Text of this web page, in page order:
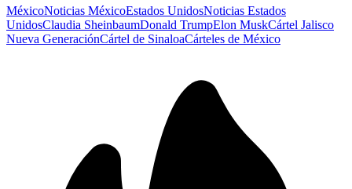
MéxicoNoticias MéxicoEstados UnidosNoticias Estados
UnidosClaudia SheinbaumDonald TrumpElon MuskCártel Jalisco
Nueva GeneraciónCártel de SinaloaCárteles de México